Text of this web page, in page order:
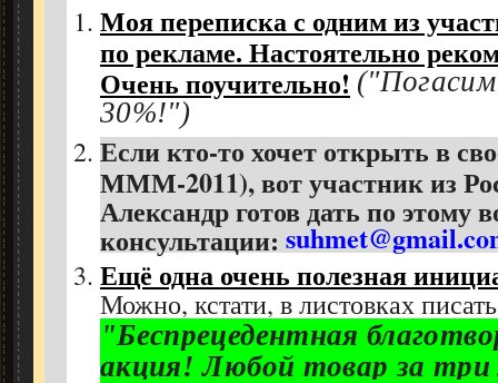
Моя переписка с одним из
по рекламе. Настоятельно
Очень поучительно! ("Погасим
30%!")
Если кто-то хочет открыть в
МММ-2011), вот участник из
Александр готов дать по этому
консультации:
Ещё одна очень полезная
Можно, кстати, в листовках
"Беспрецедентная
акция! Любой товар за три